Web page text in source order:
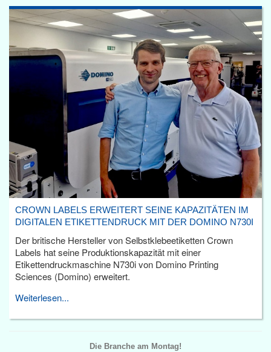
CROWN LABELS ERWEITERT SEINE KAPAZITÄTEN IM
DIGITALEN ETIKETTENDRUCK MIT DER DOMINO N730I
Der britische Hersteller von Selbstklebeetiketten Crown
Labels hat seine Produktionskapazität mit einer
Etikettendruckmaschine N730i von Domino Printing
Sciences (Domino) erweitert.
Weiterlesen...
Die Branche am Montag!